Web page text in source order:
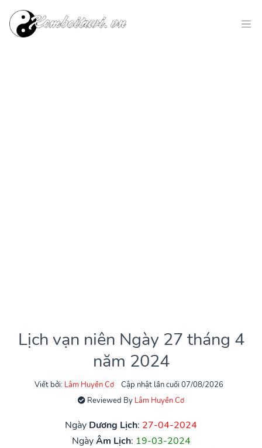
Lịch vạn niên Ngày 27 tháng 4
năm 2024
Viết bởi: Lâm Huyền Cơ
Cập nhật lần cuối 07/08/2026
Reviewed By Lâm Huyền Cơ
Ngày Dương Lịch: 27-04-2024
NgàyÂm Lịch: 19-03-2024